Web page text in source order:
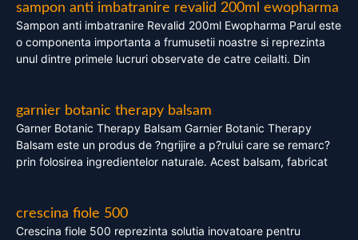
sampon anti imbatranire revalid 200ml ewopharma
Sampon anti imbatranire Revalid 200ml Ewopharma Parul este
o componenta importanta a frumusetii noastre si reprezinta
unul dintre primele lucruri observate de catre ceilalti. Din
garnier botanic therapy balsam
Garner Botanic Therapy Balsam Garnier Botanic Therapy
Balsam este un produs de ?ngrijire a p?rului care se remarc?
prin folosirea ingredientelor naturale. Acest balsam, fabricat
crescina fiole 500
Crescina fiole 500 reprezinta solutia inovatoare pentru